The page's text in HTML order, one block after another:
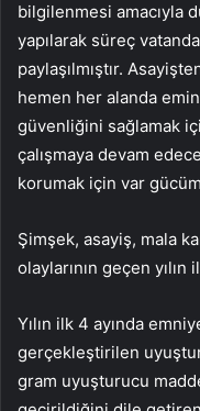
bilgilenmesi amacıyla
yapılarak süreç
paylaşılmıştır.
hemen her alanda
güvenliğini sağlamak
çalışmaya devam
korumak için var
Şimşek, asayiş, mala
olaylarının geçen yılın
Yılın ilk 4 ayında
gerçekleştirilen
gram uyuşturucu